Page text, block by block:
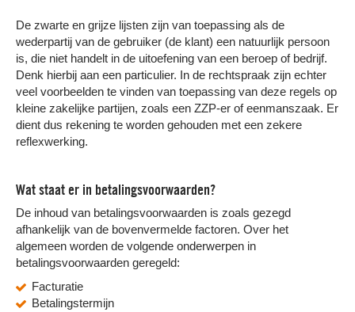
De zwarte en grijze lijsten zijn van toepassing als de
wederpartij van de gebruiker (de klant) een natuurlijk persoon
is, die niet handelt in de uitoefening van een beroep of bedrijf.
Denk hierbij aan een particulier. In de rechtspraak zijn echter
veel voorbeelden te vinden van toepassing van deze regels op
kleine zakelijke partijen, zoals een ZZP-er of eenmanszaak. Er
dient dus rekening te worden gehouden met een zekere
reflexwerking.
Wat staat er in betalingsvoorwaarden?
De inhoud van betalingsvoorwaarden is zoals gezegd
afhankelijk van de bovenvermelde factoren. Over het
algemeen worden de volgende onderwerpen in
betalingsvoorwaarden geregeld:
Facturatie
Betalingstermijn